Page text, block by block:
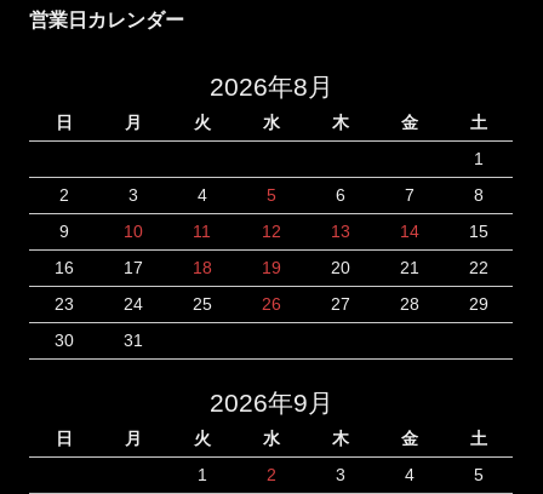
営業日カレンダー
2026年8月
日 月 火 水 木 金
土
1
2
3 4 5 6 7
8
9
10 11 12 13 14
15
16
17 18 19 20 21
22
23
24 25 26 27 28
29
30
31
2026年9月
日 月 火 水 木 金
土
1
2 3 4
5